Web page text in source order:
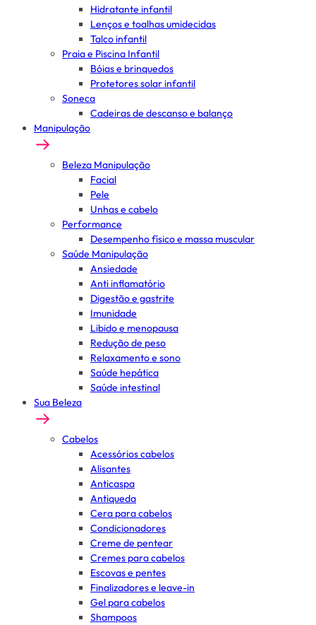
Hidratante infantil
Lenços e toalhas umidecidas
Talco infantil
Praia e Piscina Infantil
Bóias e brinquedos
Protetores solar infantil
Soneca
Cadeiras de descanso e balanço
Manipulação
Beleza Manipulação
Facial
Pele
Unhas e cabelo
Performance
Desempenho físico e massa muscular
Saúde Manipulação
Ansiedade
Anti inflamatório
Digestão e gastrite
Imunidade
Libido e menopausa
Redução de peso
Relaxamento e sono
Saúde hepática
Saúde intestinal
Sua Beleza
Cabelos
Acessórios cabelos
Alisantes
Anticaspa
Antiqueda
Cera para cabelos
Condicionadores
Creme de pentear
Cremes para cabelos
Escovas e pentes
Finalizadores e leave-in
Gel para cabelos
Shampoos